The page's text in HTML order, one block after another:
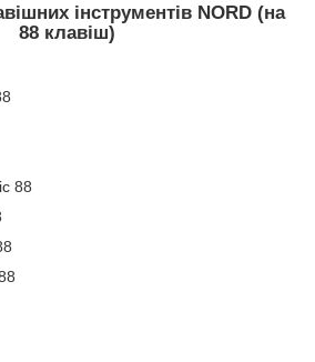
інструментів NORD (на
88 клавіш)
88